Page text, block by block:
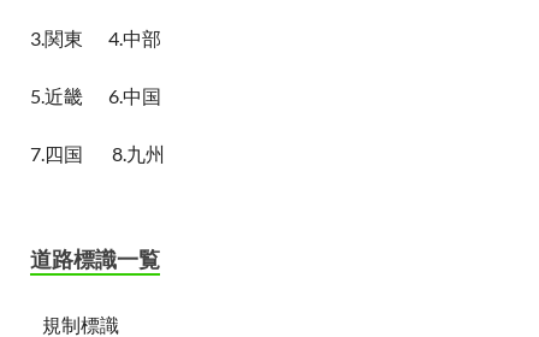
3.関東 4.中部
5.近畿 6.中国
7.四国 8.九州
道路標識一覧
規制標識